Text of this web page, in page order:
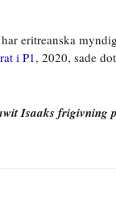
eritreanska
i P1 , 2020, sade
Isaaks frigivning